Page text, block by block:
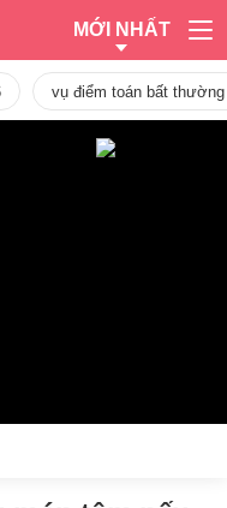
MỚI NHẤT
vụ điểm toán bất